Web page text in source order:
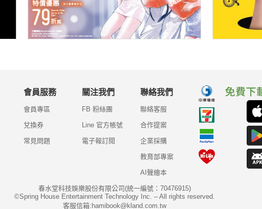
會員服務
會員專區
兌換券
常見問題
關注我們
FB 粉絲團
Line 官方帳號
電子報訂閱
聯絡我們
聯絡客服
合作提案
企業採購
教育部專案
AI聲繪本
春水堂科技娛樂股份有限公司(統一編號：70476915)
©Spring House Entertainment Technology Inc. – All rights reserved.
客服信箱:hamibook@kland.com.tw